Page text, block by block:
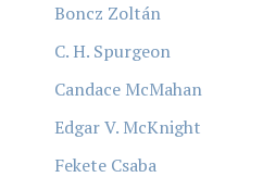
Boncz Zoltán
C. H. Spurgeon
Candace McMahan
Edgar V. McKnight
Fekete Csaba